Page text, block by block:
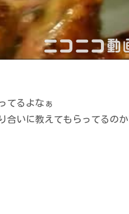
てるよなぁ
合いに教えてもらってるのか